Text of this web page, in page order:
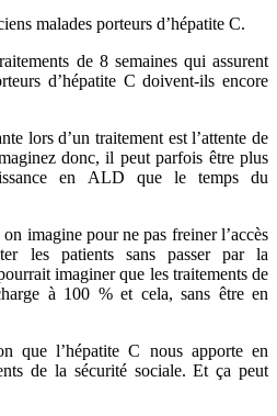
malades porteurs d’hépatite C.
de 8 semaines qui assurent
d’hépatite C doivent-ils encore
lors d’un traitement est l’attente de
donc, il peut parfois être plus
en ALD que le temps du
imagine pour ne pas freiner l’accès
les patients sans passer par la
imaginer que les traitements de
à 100 % et cela, sans être en
que l’hépatite C nous apporte en
de la sécurité sociale. Et ça peut